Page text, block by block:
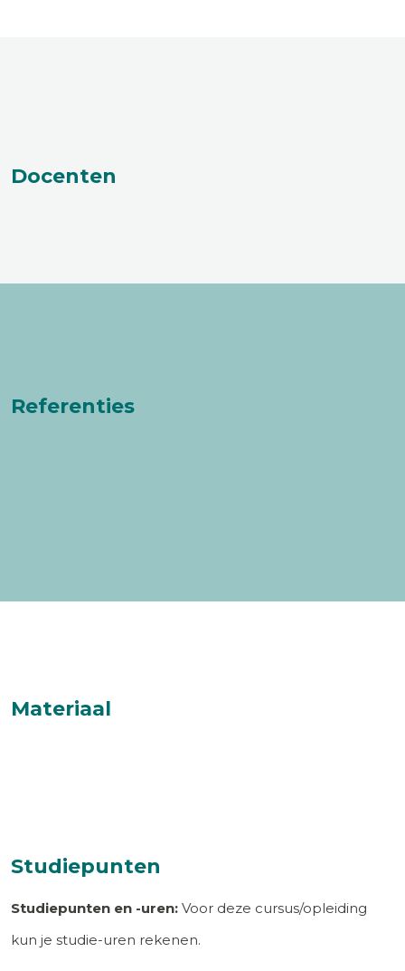
Docenten
Referenties
Materiaal
Studiepunten
Studiepunten en -uren: Voor deze cursus/opleiding
kun je studie-uren rekenen.